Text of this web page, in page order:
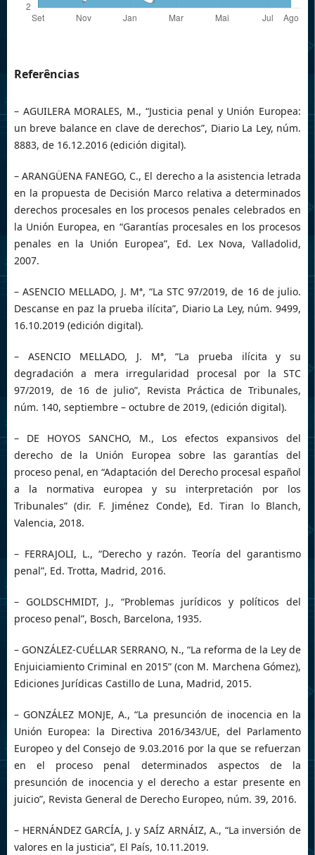
Referências
– AGUILERA MORALES, M., “Justicia penal y Unión Europea:
un breve balance en clave de derechos”, Diario La Ley, núm.
8883, de 16.12.2016 (edición digital).
– ARANGÜENA FANEGO, C., El derecho a la asistencia letrada
en la propuesta de Decisión Marco relativa a determinados
derechos procesales en los procesos penales celebrados en
la Unión Europea, en “Garantías procesales en los procesos
penales en la Unión Europea”, Ed. Lex Nova, Valladolid,
2007.
– ASENCIO MELLADO, J. Mª, “La STC 97/2019, de 16 de julio.
Descanse en paz la prueba ilícita”, Diario La Ley, núm. 9499,
16.10.2019 (edición digital).
– ASENCIO MELLADO, J. Mª, “La prueba ilícita y su
degradación a mera irregularidad procesal por la STC
97/2019, de 16 de julio”, Revista Práctica de Tribunales,
núm. 140, septiembre – octubre de 2019, (edición digital).
– DE HOYOS SANCHO, M., Los efectos expansivos del
derecho de la Unión Europea sobre las garantías del
proceso penal, en “Adaptación del Derecho procesal español
a la normativa europea y su interpretación por los
Tribunales” (dir. F. Jiménez Conde), Ed. Tiran lo Blanch,
Valencia, 2018.
– FERRAJOLI, L., “Derecho y razón. Teoría del garantismo
penal”, Ed. Trotta, Madrid, 2016.
– GOLDSCHMIDT, J., “Problemas jurídicos y políticos del
proceso penal”, Bosch, Barcelona, 1935.
– GONZÁLEZ-CUÉLLAR SERRANO, N., “La reforma de la Ley de
Enjuiciamiento Criminal en 2015” (con M. Marchena Gómez),
Ediciones Jurídicas Castillo de Luna, Madrid, 2015.
– GONZÁLEZ MONJE, A., “La presunción de inocencia en la
Unión Europea: la Directiva 2016/343/UE, del Parlamento
Europeo y del Consejo de 9.03.2016 por la que se refuerzan
en el proceso penal determinados aspectos de la
presunción de inocencia y el derecho a estar presente en
juicio”, Revista General de Derecho Europeo, núm. 39, 2016.
– HERNÁNDEZ GARCÍA, J. y SAÍZ ARNÁIZ, A., “La inversión de
valores en la justicia”, El País, 10.11.2019.